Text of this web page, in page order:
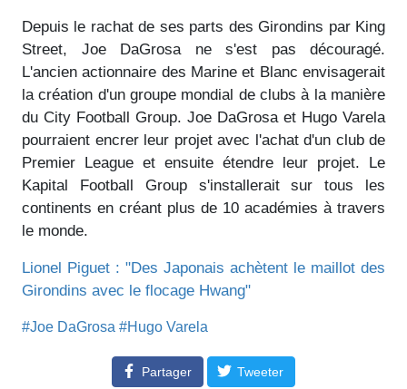
Depuis le rachat de ses parts des Girondins par King
Street, Joe DaGrosa ne s'est pas découragé.
L'ancien actionnaire des Marine et Blanc envisagerait
la création d'un groupe mondial de clubs à la manière
du City Football Group. Joe DaGrosa et Hugo Varela
pourraient encrer leur projet avec l'achat d'un club de
Premier League et ensuite étendre leur projet. Le
Kapital Football Group s'installerait sur tous les
continents en créant plus de 10 académies à travers
le monde.
Lionel Piguet : "Des Japonais achètent le maillot des
Girondins avec le flocage Hwang"
#Joe DaGrosa #Hugo Varela
Partager Tweeter